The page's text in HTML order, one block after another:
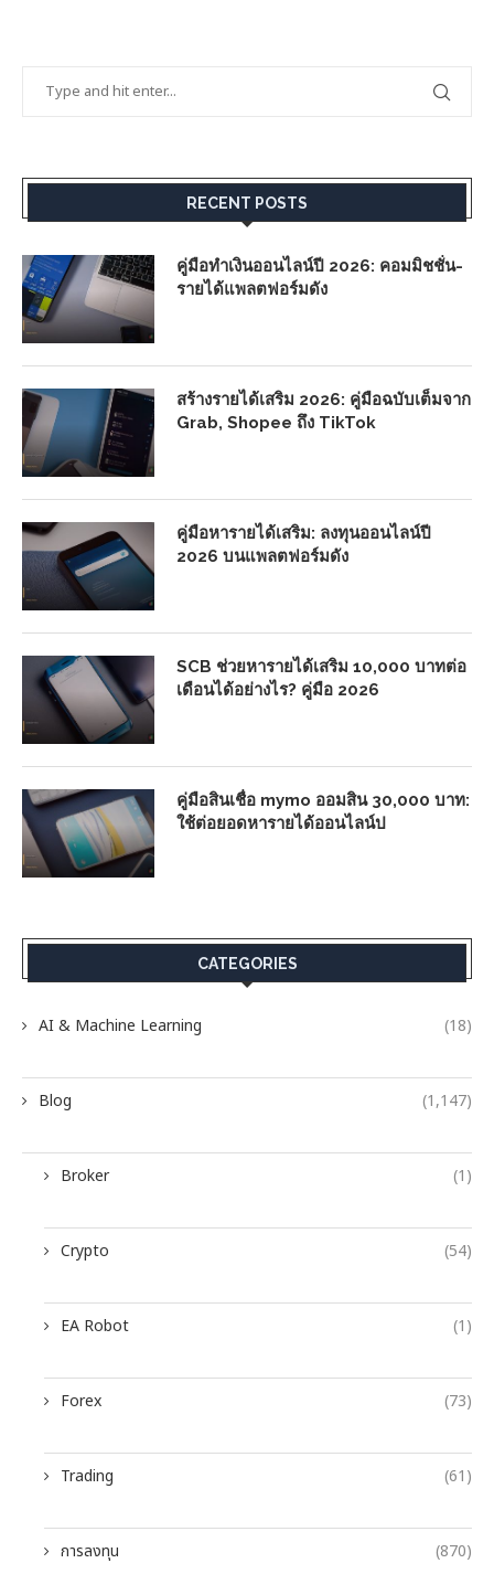
RECENT POSTS
คู่มือทำเงินออนไลน์ปี 2026: คอมมิชชั่น-
รายได้แพลตฟอร์มดัง
สร้างรายได้เสริม 2026: คู่มือฉบับเต็มจาก
Grab, Shopee ถึง TikTok
คู่มือหารายได้เสริม: ลงทุนออนไลน์ปี
2026 บนแพลตฟอร์มดัง
SCB ช่วยหารายได้เสริม 10,000 บาทต่อ
เดือนได้อย่างไร? คู่มือ 2026
คู่มือสินเชื่อ mymo ออมสิน 30,000 บาท:
ใช้ต่อยอดหารายได้ออนไลน์ป
CATEGORIES
AI & Machine Learning (18)
Blog (1,147)
Broker (1)
Crypto (54)
EA Robot (1)
Forex (73)
Trading (61)
การลงทุน (870)